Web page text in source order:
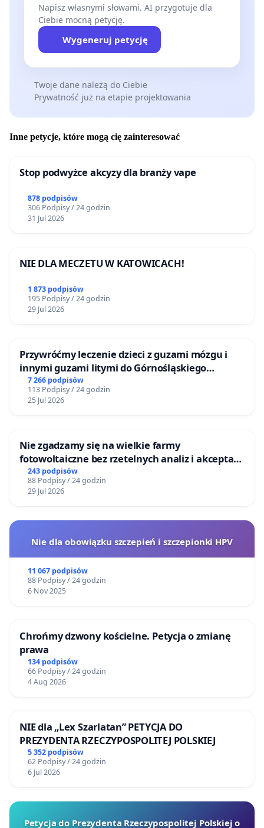
Napisz własnymi słowami. AI przygotuje dla
Ciebie mocną petycję.
Wygeneruj petycję
Twoje dane należą do Ciebie
Prywatność już na etapie projektowania
Inne petycje, które mogą cię zainteresować
Stop podwyżce akcyzy dla branży vape
878 podpisów
306 Podpisy / 24 godzin
31 Jul 2026
NIE DLA MECZETU W KATOWICACH!
1 873 podpisów
195 Podpisy / 24 godzin
29 Jul 2026
Przywróćmy leczenie dzieci z guzami mózgu i
innymi guzami litymi do Górnośląskiego
Centrum Zdrowia Dziecka w Katowicach
7 266 podpisów
113 Podpisy / 24 godzin
25 Jul 2026
Nie zgadzamy się na wielkie farmy
fotowoltaiczne bez rzetelnych analiz i akceptacji
mieszkańców
243 podpisów
88 Podpisy / 24 godzin
29 Jul 2026
Nie dla obowiązku szczepień i szczepionki HPV
11 067 podpisów
88 Podpisy / 24 godzin
6 Nov 2025
Chrońmy dzwony kościelne. Petycja o zmianę
prawa
134 podpisów
66 Podpisy / 24 godzin
4 Aug 2026
NIE dla „Lex Szarlatan” PETYCJA DO
PREZYDENTA RZECZYPOSPOLITEJ POLSKIEJ
5 352 podpisów
62 Podpisy / 24 godzin
6 Jul 2026
Petycja do Prezydenta Rzeczypospolitej Polskiej o